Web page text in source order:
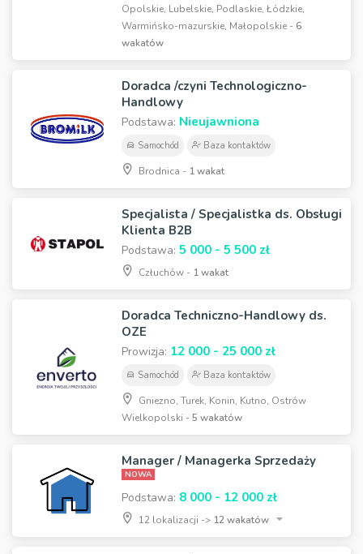
Opolskie, Lubelskie, Podlaskie, Łódzkie,
Warmińsko-mazurskie, Małopolskie - 6
wakatów
Doradca /czyni Technologiczno-
Handlowy
Podstawa: Nieujawniona
Samochód Baza kontaktów
Brodnica - 1 wakat
Specjalista / Specjalistka ds. Obsługi
Klienta B2B
Podstawa: 5 000 - 5 500 zł
Człuchów - 1 wakat
Doradca Techniczno-Handlowy ds.
OZE
Prowizja: 12 000 - 25 000 zł
Samochód Baza kontaktów
Gniezno, Turek, Konin, Kutno, Ostrów
Wielkopolski -5 wakatów
Manager / Managerka Sprzedaży
NOWA
Podstawa: 8 000 - 12 000 zł
12 lokalizacji -> 12 wakatów